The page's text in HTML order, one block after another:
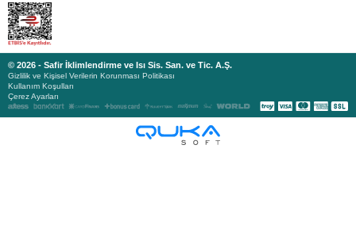
© 2026 - Safir İklimlendirme ve Isı Sis. San. ve Tic. A.Ş.
Gizlilik ve Kişisel Verilerin Korunması Politikası
Kullanım Koşulları
Çerez Ayarları